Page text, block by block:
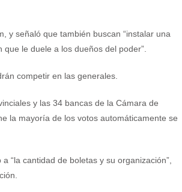
y señaló que también buscan “instalar una
le duele a los dueños del poder”.
competir en las generales.
y las 34 bancas de la Cámara de
la mayoría de los votos automáticamente se
“la cantidad de boletas y su organización”,